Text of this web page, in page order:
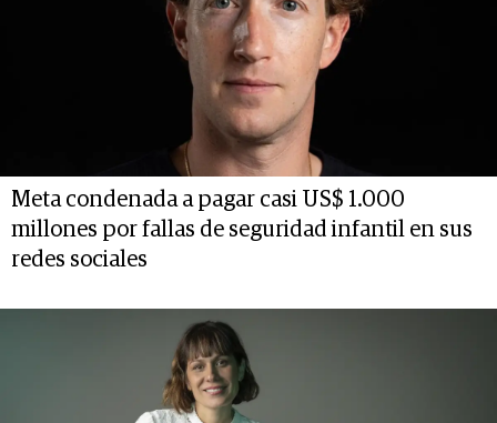
Meta condenada a pagar casi US$ 1.000
millones por fallas de seguridad infantil en sus
redes sociales